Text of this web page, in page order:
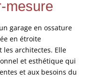
mesure
garage en ossature
en étroite
les architectes. Elle
et esthétique qui
et aux besoins du